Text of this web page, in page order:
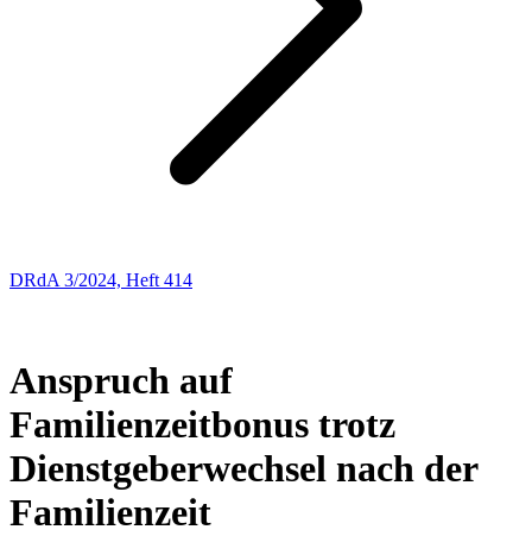
DRdA 3/2024, Heft 414
Anspruch auf
Familienzeitbonus trotz
Dienstgeberwechsel nach der
Familienzeit